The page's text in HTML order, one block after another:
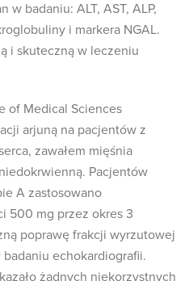
w badaniu: ALT, AST, ALP,
i markera NGAL.
i skuteczną w leczeniu
of Medical Sciences
arjuną na pacjentów z
zawałem mięśnia
Pacjentów
A zastosowano
500 mg przez okres 3
poprawę frakcji wyrzutowej
echokardiografii.
żadnych niekorzystnych